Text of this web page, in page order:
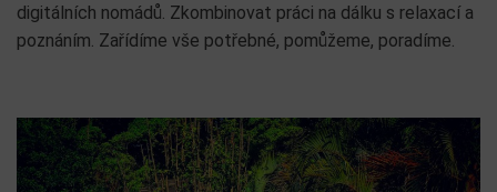
digitálních nomádů. Zkombinovat práci na dálku s relaxací a
poznáním. Zařídíme vše potřebné, pomůžeme, poradíme.